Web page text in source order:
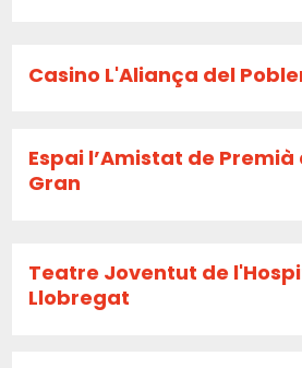
Casino L'Aliança del
Espai l’Amistat de
Gran
Teatre Joventut de
Llobregat